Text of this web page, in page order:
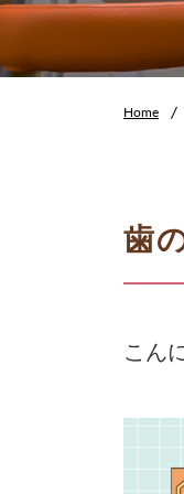
Home
歯
こん